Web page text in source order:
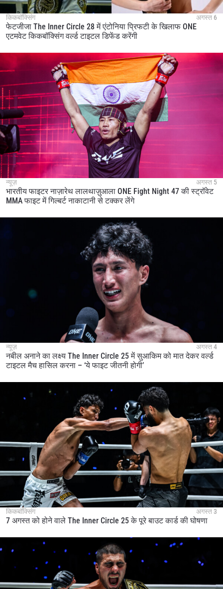
किकबॉक्सिंग अगस्त 6
फेटजीजा The Inner Circle 28 में एंटोनिया प्रिफटी के खिलाफ ONE
एटमवेट किकबॉक्सिंग वर्ल्ड टाइटल डिफेंड करेंगी
न्यूज़ अगस्त 5
भारतीय फाइटर नाज़ारेथ लालथाज़ुआला ONE Fight Night 47 की स्ट्रॉवेट
MMA फाइट में गिल्बर्ट नाकाटानी से टक्कर लेंगे
न्यूज़ अगस्त 4
नबील अनाने का लक्ष्य The Inner Circle 25 में सुआकिम को मात देकर वर्ल्ड
टाइटल मैच हासिल करना – ‘ये फाइट जीतनी होगी’
किकबॉक्सिंग अगस्त 3
7 अगस्त को होने वाले The Inner Circle 25 के पूरे बाउट कार्ड की घोषणा